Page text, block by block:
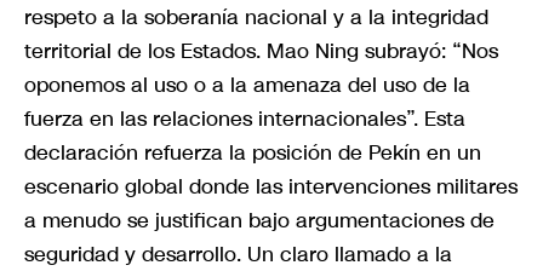
respeto a la soberanía nacional y a la integridad
territorial de los Estados. Mao Ning subrayó: “Nos
oponemos al uso o a la amenaza del uso de la
fuerza en las relaciones internacionales”. Esta
declaración refuerza la posición de Pekín en un
escenario global donde las intervenciones militares
a menudo se justifican bajo argumentaciones de
seguridad y desarrollo. Un claro llamado a la